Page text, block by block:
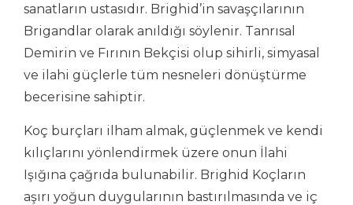
sanatların ustasıdır. Brighid’in savaşçılarının
Brigandlar olarak anıldığı söylenir. Tanrısal
Demirin ve Fırının Bekçisi olup sihirli, simyasal
ve ilahi güçlerle tüm nesneleri dönüştürme
becerisine sahiptir.
Koç burçları ilham almak, güçlenmek ve kendi
kılıçlarını yönlendirmek üzere onun İlahi
Işığına çağrıda bulunabilir. Brighid Koçların
aşırı yoğun duygularının bastırılmasında ve iç